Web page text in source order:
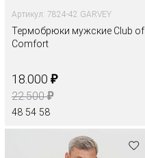
Артикул: 7824-42 GARVEY
Термобрюки мужские Club of
Comfort
18.000 ₽
22.500₽
48 54 58